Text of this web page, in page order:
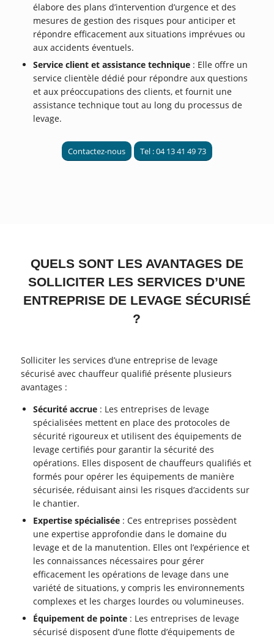
élabore des plans d’intervention d’urgence et des
mesures de gestion des risques pour anticiper et
répondre efficacement aux situations imprévues ou
aux accidents éventuels.
Service client et assistance technique : Elle offre un
service clientèle dédié pour répondre aux questions
et aux préoccupations des clients, et fournit une
assistance technique tout au long du processus de
levage.
Contactez-nous Tel : 04 13 41 49 73
QUELS SONT LES AVANTAGES DE
SOLLICITER LES SERVICES D’UNE
ENTREPRISE DE LEVAGE SÉCURISÉ
?
Solliciter les services d’une entreprise de levage
sécurisé avec chauffeur qualifié présente plusieurs
avantages :
Sécurité accrue : Les entreprises de levage
spécialisées mettent en place des protocoles de
sécurité rigoureux et utilisent des équipements de
levage certifiés pour garantir la sécurité des
opérations. Elles disposent de chauffeurs qualifiés et
formés pour opérer les équipements de manière
sécurisée, réduisant ainsi les risques d’accidents sur
le chantier.
Expertise spécialisée : Ces entreprises possèdent
une expertise approfondie dans le domaine du
levage et de la manutention. Elles ont l’expérience et
les connaissances nécessaires pour gérer
efficacement les opérations de levage dans une
variété de situations, y compris les environnements
complexes et les charges lourdes ou volumineuses.
Équipement de pointe : Les entreprises de levage
sécurisé disposent d’une flotte d’équipements de